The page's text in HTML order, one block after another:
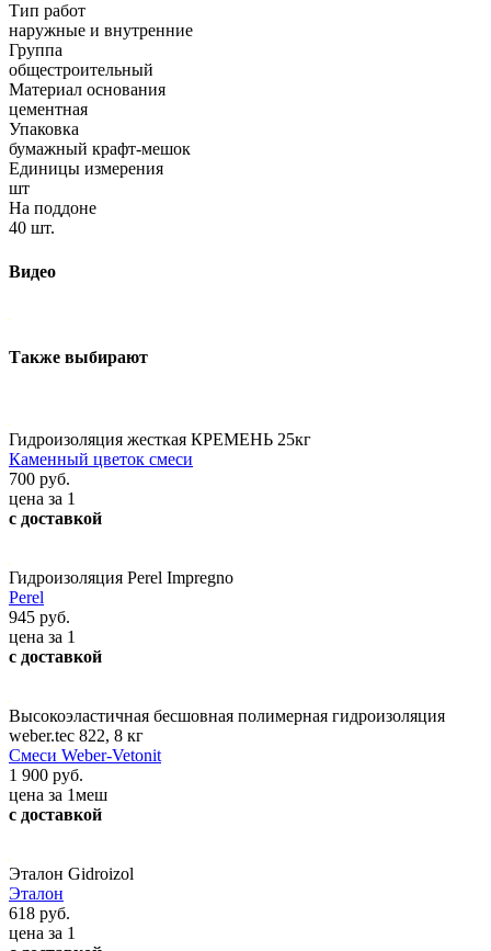
Тип работ
наружные и внутренние
Группа
общестроительный
Материал основания
цементная
Упаковка
бумажный крафт-мешок
Единицы измерения
шт
На поддоне
40 шт.
Видео
Также выбирают
Гидроизоляция жесткая КРЕМЕНЬ 25кг
Каменный цветок смеси
700 руб.
цена за 1
с доставкой
Гидроизоляция Perel Impregno
Perel
945 руб.
цена за 1
с доставкой
Высокоэластичная бесшовная полимерная гидроизоляция
weber.tec 822, 8 кг
Смеси Weber-Vetonit
1 900 руб.
цена за 1меш
с доставкой
Эталон Gidroizol
Эталон
618 руб.
цена за 1